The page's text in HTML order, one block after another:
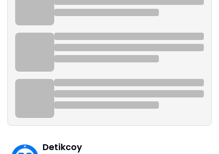
Detikcoy